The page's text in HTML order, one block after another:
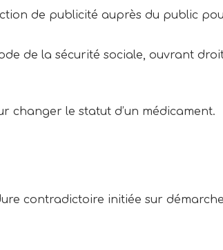
de publicité auprès du public
de la sécurité sociale, ouvrant
changer le statut d’un médicament.
contradictoire initiée sur démarche